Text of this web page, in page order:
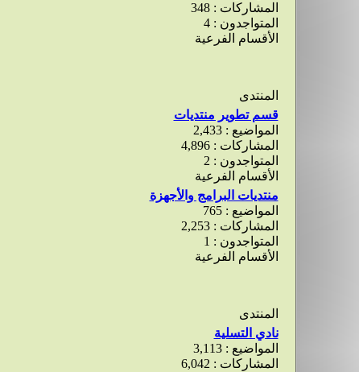
المشاركات : 348
المتواجدون : 4
الأقسام الفرعية
المنتدى
قسم تطوير منتديات
المواضيع : 2,433
المشاركات : 4,896
المتواجدون : 2
الأقسام الفرعية
منتديات البرامج والأجهزة
المواضيع : 765
المشاركات : 2,253
المتواجدون : 1
الأقسام الفرعية
المنتدى
نادي التسلية
المواضيع : 3,113
المشاركات : 6,042